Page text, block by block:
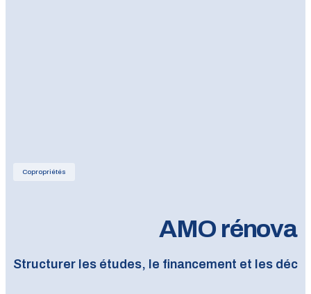
Copropriétés
AMO
Structurer les études, le financement et les